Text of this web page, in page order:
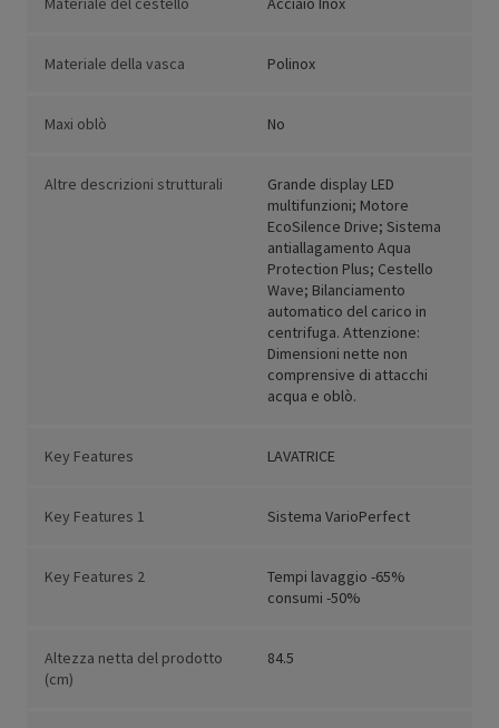
Materiale della vasca Polinox
Maxi oblò No
Altre descrizioni strutturali
Grande display LED
multifunzioni; Motore
EcoSilence Drive; Sistema
antiallagamento Aqua
Protection Plus; Cestello
Wave; Bilanciamento
automatico del carico in
centrifuga. Attenzione:
Dimensioni nette non
comprensive di attacchi
acqua e oblò.
Key Features LAVATRICE
Key Features 1 Sistema VarioPerfect
Key Features 2
Tempi lavaggio -65%
consumi -50%
Altezza netta del prodotto
(cm)
84.5